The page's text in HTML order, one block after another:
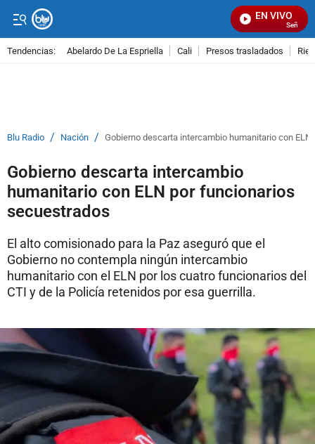
EN VIVO
Señal
Tendencias: Abelardo De La Espriella Cali Presos trasladados
Blu Radio / Nación / Gobierno descarta intercambio humanitario con
Gobierno descarta intercambio
humanitario con ELN por funcionarios
secuestrados
El alto comisionado para la Paz aseguró que el
Gobierno no contempla ningún intercambio
humanitario con el ELN por los cuatro funcionarios del
CTI y de la Policía retenidos por esa guerrilla.